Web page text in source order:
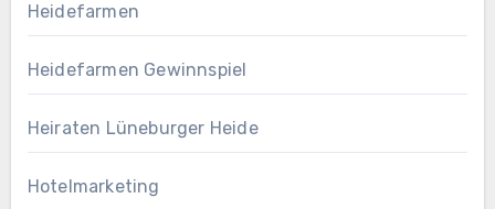
Heidefarmen
Heidefarmen Gewinnspiel
Heiraten Lüneburger Heide
Hotelmarketing